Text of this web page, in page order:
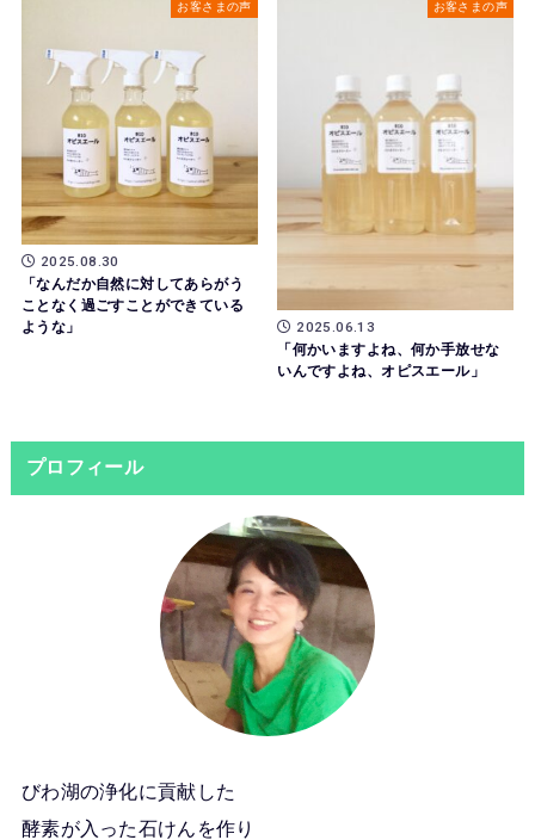
お客さまの声
2025.08.30
「なんだか自然に対してあらがう
ことなく過ごすことができている
ような」
お客さまの声
2025.06.13
「何かいますよね、何か手放せな
いんですよね、オピスエール」
プロフィール
びわ湖の浄化に貢献した
酵素が入った石けんを作り